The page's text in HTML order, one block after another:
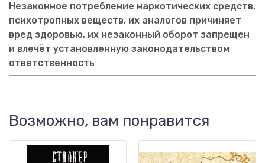
Незаконное потребление наркотических средств,
психотропных веществ, их аналогов причиняет
вред здоровью, их незаконный оборот запрещен
и влечёт установленную законодательством
ответственность
Возможно, вам понравится